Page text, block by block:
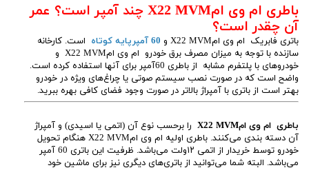
باطری ام وی امX22 MVM چند آمپر است؟ عمر
آن چقدر است؟
باتری فابریک ام وی امX22 MVM و 60 آمپرپایه کوتاه
است. کارخانه
سازنده با توجه به میزان مصرف برق خودرو ام وی امX22 MVM و
خودروهای با پلتفرم مشابه از باطری 60آمپر برای آنها استفاده کرده است.
واضح است که در صورت نصب سیستم صوتی یا چراغ‌های ویژه در خودرو
بهتر است از باتری با آمپراژ بالاتر در صورت وجود فضای کافی بهره ببرید.
باطری ام وی امX22 MVM
را برحسب نوع آن (اتمی یا اسیدی) و آمپراژ
آن دسته بندی می‌کنند. باطری اولیه ام وی امX22 MVM هنگام تحویل
خودرو توسط خریدار از اتمی ۱۲ولت می‌باشد. ظرفیت این باتری 60 آمپر
می‌باشد. البته شما می‌توانید از باتری‌های دیگری نیز برای ماشین خود